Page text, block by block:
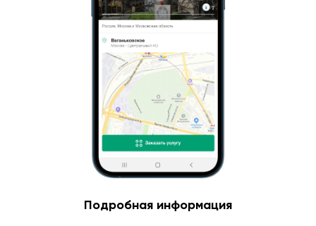
Подробная информация